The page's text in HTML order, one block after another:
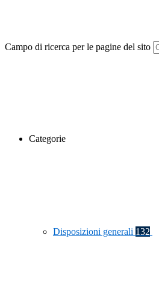
Campo di ricerca per le pagine del sito
Categorie
Disposizioni generali 132